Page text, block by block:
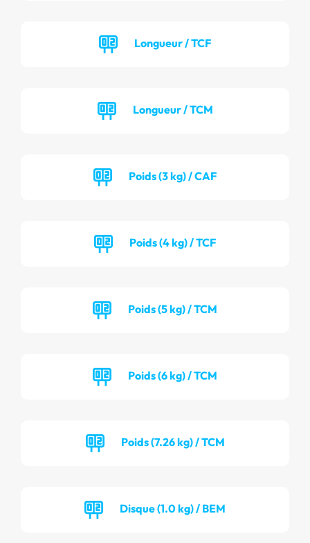
Longueur / TCF
Longueur / TCM
Poids (3 kg) / CAF
Poids (4 kg) / TCF
Poids (5 kg) / TCM
Poids (6 kg) / TCM
Poids (7.26 kg) / TCM
Disque (1.0 kg) / BEM